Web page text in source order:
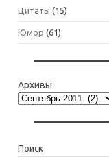
Цитаты (15)
Юмор (61)
Архивы
Поиск